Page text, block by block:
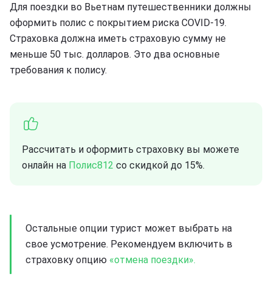
Для поездки во Вьетнам путешественники должны
оформить полис с покрытием риска COVID-19.
Страховка должна иметь страховую сумму не
меньше 50 тыс. долларов. Это два основные
требования к полису.
Рассчитать и оформить страховку вы можете
онлайн на Полис812 со скидкой до 15%.
Остальные опции турист может выбрать на
свое усмотрение. Рекомендуем включить в
страховку опцию «отмена поездки».